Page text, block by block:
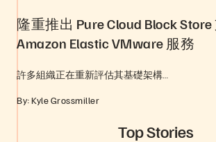
隆重推出 Pure Cloud Block Store
Amazon Elastic VMware 服務
許多組織正在重新評估其基礎架構…
By: Kyle Grossmiller
Top Stories